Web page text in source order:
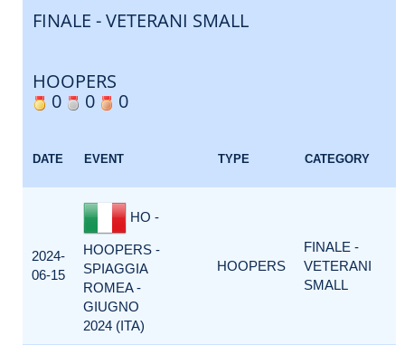
FINALE - VETERANI SMALL
HOOPERS
0
0 0
DATE EVENT TYPE CATEGORY
2024-
06-15
HO -
HOOPERS -
SPIAGGIA
ROMEA -
GIUGNO
2024 (ITA)
HOOPERS
FINALE -
VETERANI
SMALL